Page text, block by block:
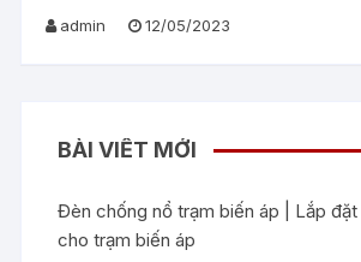
admin 12/05/2023
BÀI VIẾT MỚI
Đèn chống nổ trạm biến áp | Lắp
cho trạm biến áp